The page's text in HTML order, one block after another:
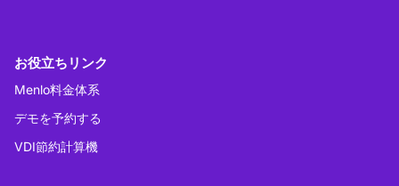
お役立ちリンク
Menlo料金体系
デモを予約する
VDI節約計算機